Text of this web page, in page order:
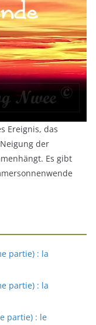
Ereignis, das
der
Es gibt
partie) : la
partie) : la
partie) : le